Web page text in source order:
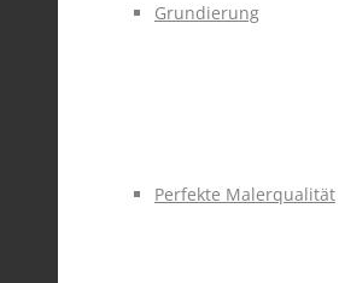
Grundierung
Perfekte Malerqualität